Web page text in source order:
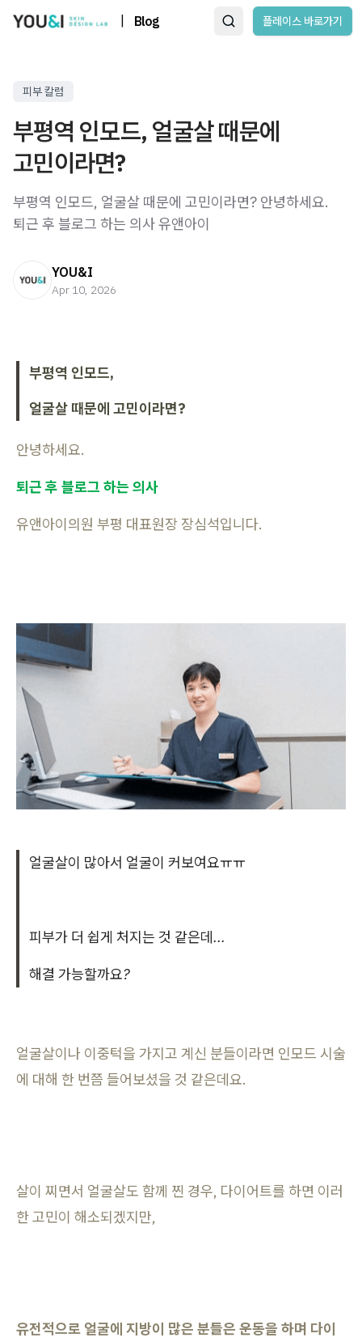
Blog 플레이스 바로가기
피부 칼럼
부평역 인모드, 얼굴살 때문에
고민이라면?
부평역 인모드, 얼굴살 때문에 고민이라면? 안녕하세요.
퇴근 후 블로그 하는 의사 유앤아이
YOU&I
Apr 10, 2026
부평역 인모드,
얼굴살 때문에 고민이라면?
안녕하세요.
퇴근 후 블로그 하는 의사
유앤아이의원 부평 대표원장 장심석입니다.
얼굴살이 많아서 얼굴이 커보여요ㅠㅠ
피부가 더 쉽게 처지는 것 같은데...
해결 가능할까요?
얼굴살이나 이중턱을 가지고 계신 분들이라면 인모드 시술
에 대해 한 번쯤 들어보셨을 것 같은데요.
살이 찌면서 얼굴살도 함께 찐 경우, 다이어트를 하면 이러
한 고민이 해소되겠지만,
유전적으로 얼굴에 지방이 많은 분들은 운동을 하며 다이